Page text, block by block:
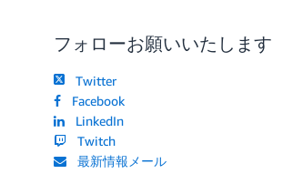
フォローお願いいたします
Twitter
Facebook
LinkedIn
Twitch
最新情報メール